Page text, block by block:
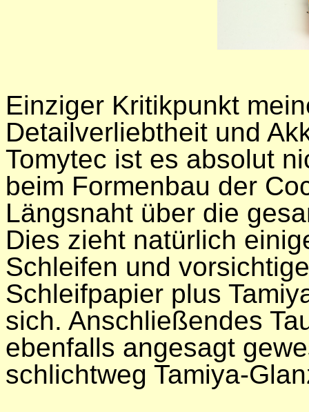
Einziger Kritikpunkt
Detailverliebtheit und
Tomytec ist es absolut
beim Formenbau der
Längsnaht über die
Dies zieht natürlich
Schleifen und
Schleifpapier plus
sich. Anschließendes
ebenfalls angesagt
schlichtweg Tamiya-